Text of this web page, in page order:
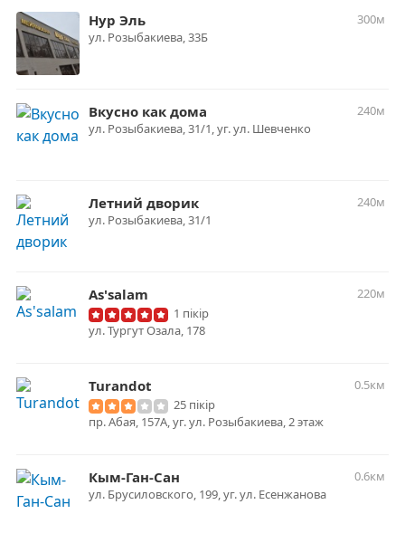
Нур Эль
300м
ул. Розыбакиева, 33Б
Вкусно как дома
240м
ул. Розыбакиева, 31/1, уг. ул. Шевченко
Летний дворик
240м
ул. Розыбакиева, 31/1
As'salam
220м
1 пікір
ул. Тургут Озала, 178
Turandot
0.5км
25 пікір
пр. Абая, 157А, уг. ул. Розыбакиева, 2 этаж
Кым-Ган-Сан
0.6км
ул. Брусиловского, 199, уг. ул. Есенжанова